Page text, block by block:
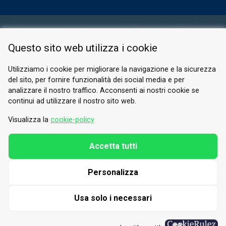
PRIVACY POLICY
© 2026 Valle di Susa
Tesori di Arte e Cultura Alpina
Tel.
E-mail.info@vallesusa-tesori.it
Questo sito web utilizza i cookie
Utilizziamo i cookie per migliorare la navigazione e la sicurezza
del sito, per fornire funzionalità dei social media e per
analizzare il nostro traffico. Acconsenti ai nostri cookie se
continui ad utilizzare il nostro sito web.
Visualizza la cookie-policy
Usa solo i necessari
Personalizza
Accetta tutti